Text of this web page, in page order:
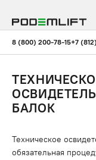
8 (800) 200-78-15+7
БАЛОК
Техническое
обязательная